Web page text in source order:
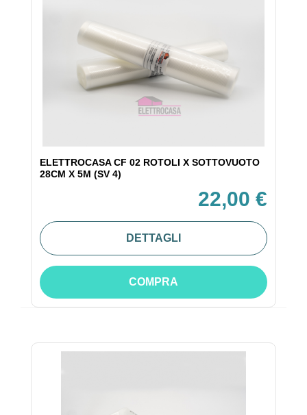
ELETTROCASA CF 02 ROTOLI X SOTTOVUOTO
28CM X 5M (SV 4)
22,00 €
DETTAGLI
COMPRA